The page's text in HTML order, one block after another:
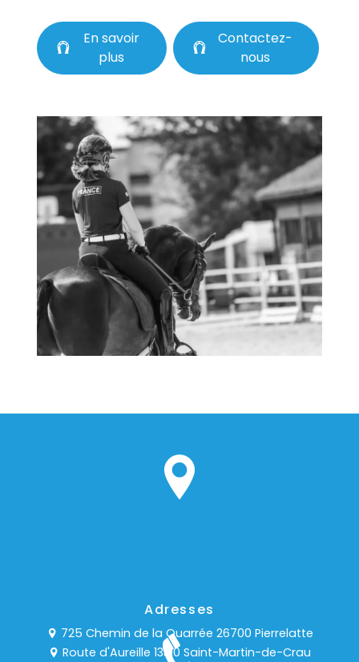
En savoir
plus
Contactez-
nous
Adresses
725 Chemin de la Quarrée 26700 Pierrelatte
Route d'Aureille 13310 Saint-Martin-de-Crau